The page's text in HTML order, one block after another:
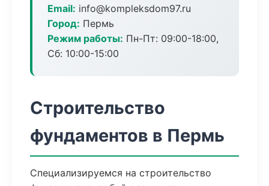
Email: info@kompleksdom97.ru
Город: Пермь
Режим работы: Пн-Пт: 09:00-18:00,
Сб: 10:00-15:00
Строительство
фундаментов в Пермь
Специализируемся на строительство